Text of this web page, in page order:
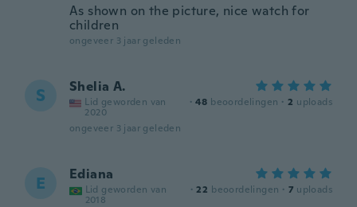
As shown on the picture, nice watch for
children
ongeveer 3 jaar geleden
S Shelia A.
Lid geworden van
2020
· 48 beoordelingen · 2 uploads
ongeveer 3 jaar geleden
E Ediana
Lid geworden van
2018
· 22 beoordelingen · 7 uploads